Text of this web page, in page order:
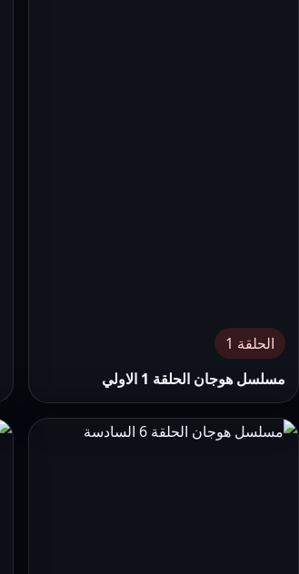
الحلقة 1
مسلسل هوجان الحلقة 1 الاولي